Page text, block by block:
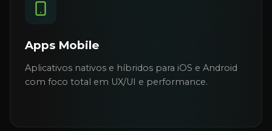
Apps Mobile
Aplicativos nativos e híbridos para iOS e Android
com foco total em UX/UI e performance.